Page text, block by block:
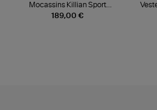
189,00 €
Mocassins Killian Sport
Mousse